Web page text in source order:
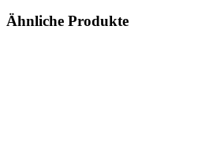
Ähnliche Produkte